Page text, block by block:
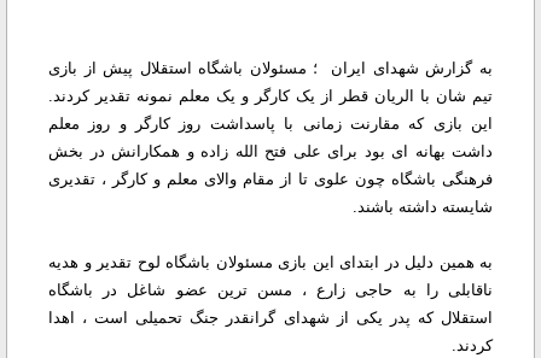
به گزارش شهدای ایران ؛ مسئولان باشگاه استقلال پیش از بازی
تیم شان با الریان قطر از یک کارگر و یک معلم نمونه تقدیر کردند.
این بازی که مقارنت زمانی با پاسداشت روز کارگر و روز معلم
داشت بهانه ای بود برای علی فتح الله زاده و همکارانش در بخش
فرهنگی باشگاه چون علوی تا از مقام والای معلم و کارگر ، تقدیری
شایسته داشته باشند.
به همین دلیل در ابتدای این بازی مسئولان باشگاه لوح تقدیر و هدیه
ناقابلی را به حاجی زارع ، مسن ترین عضو شاغل در باشگاه
استقلال که پدر یکی از شهدای گرانقدر جنگ تحمیلی است ، اهدا
کردند.